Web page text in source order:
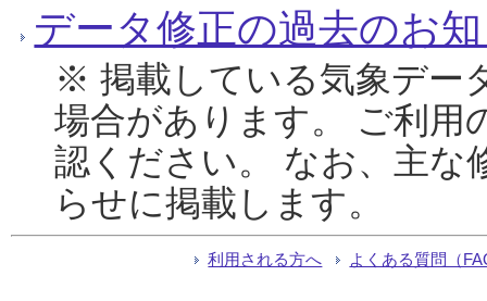
データ修正の過去のお
※ 掲載している気象デー
場合があります。 ご利用
認ください。 なお、主な
らせに掲載します。
利用される方へ よくある質問（